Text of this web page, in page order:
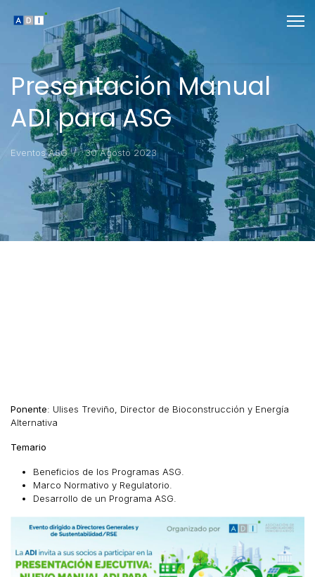
Presentación Manual
ADI para ASG
Eventos ASG 30 Agosto 2023
Ponente: Ulises Treviño, Director de Bioconstrucción y Energía
Alternativa
Temario
Beneficios de los Programas ASG.
Marco Normativo y Regulatorio.
Desarrollo de un Programa ASG.